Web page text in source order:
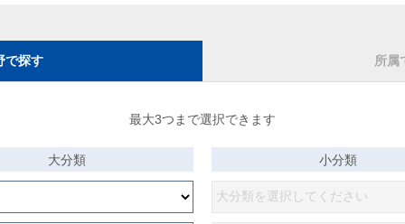
で探す 所属
最大3つまで選択できます
大分類 小分類